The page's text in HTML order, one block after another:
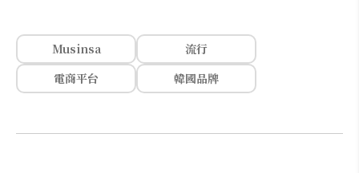
Musinsa
流行
電商平台
韓國品牌